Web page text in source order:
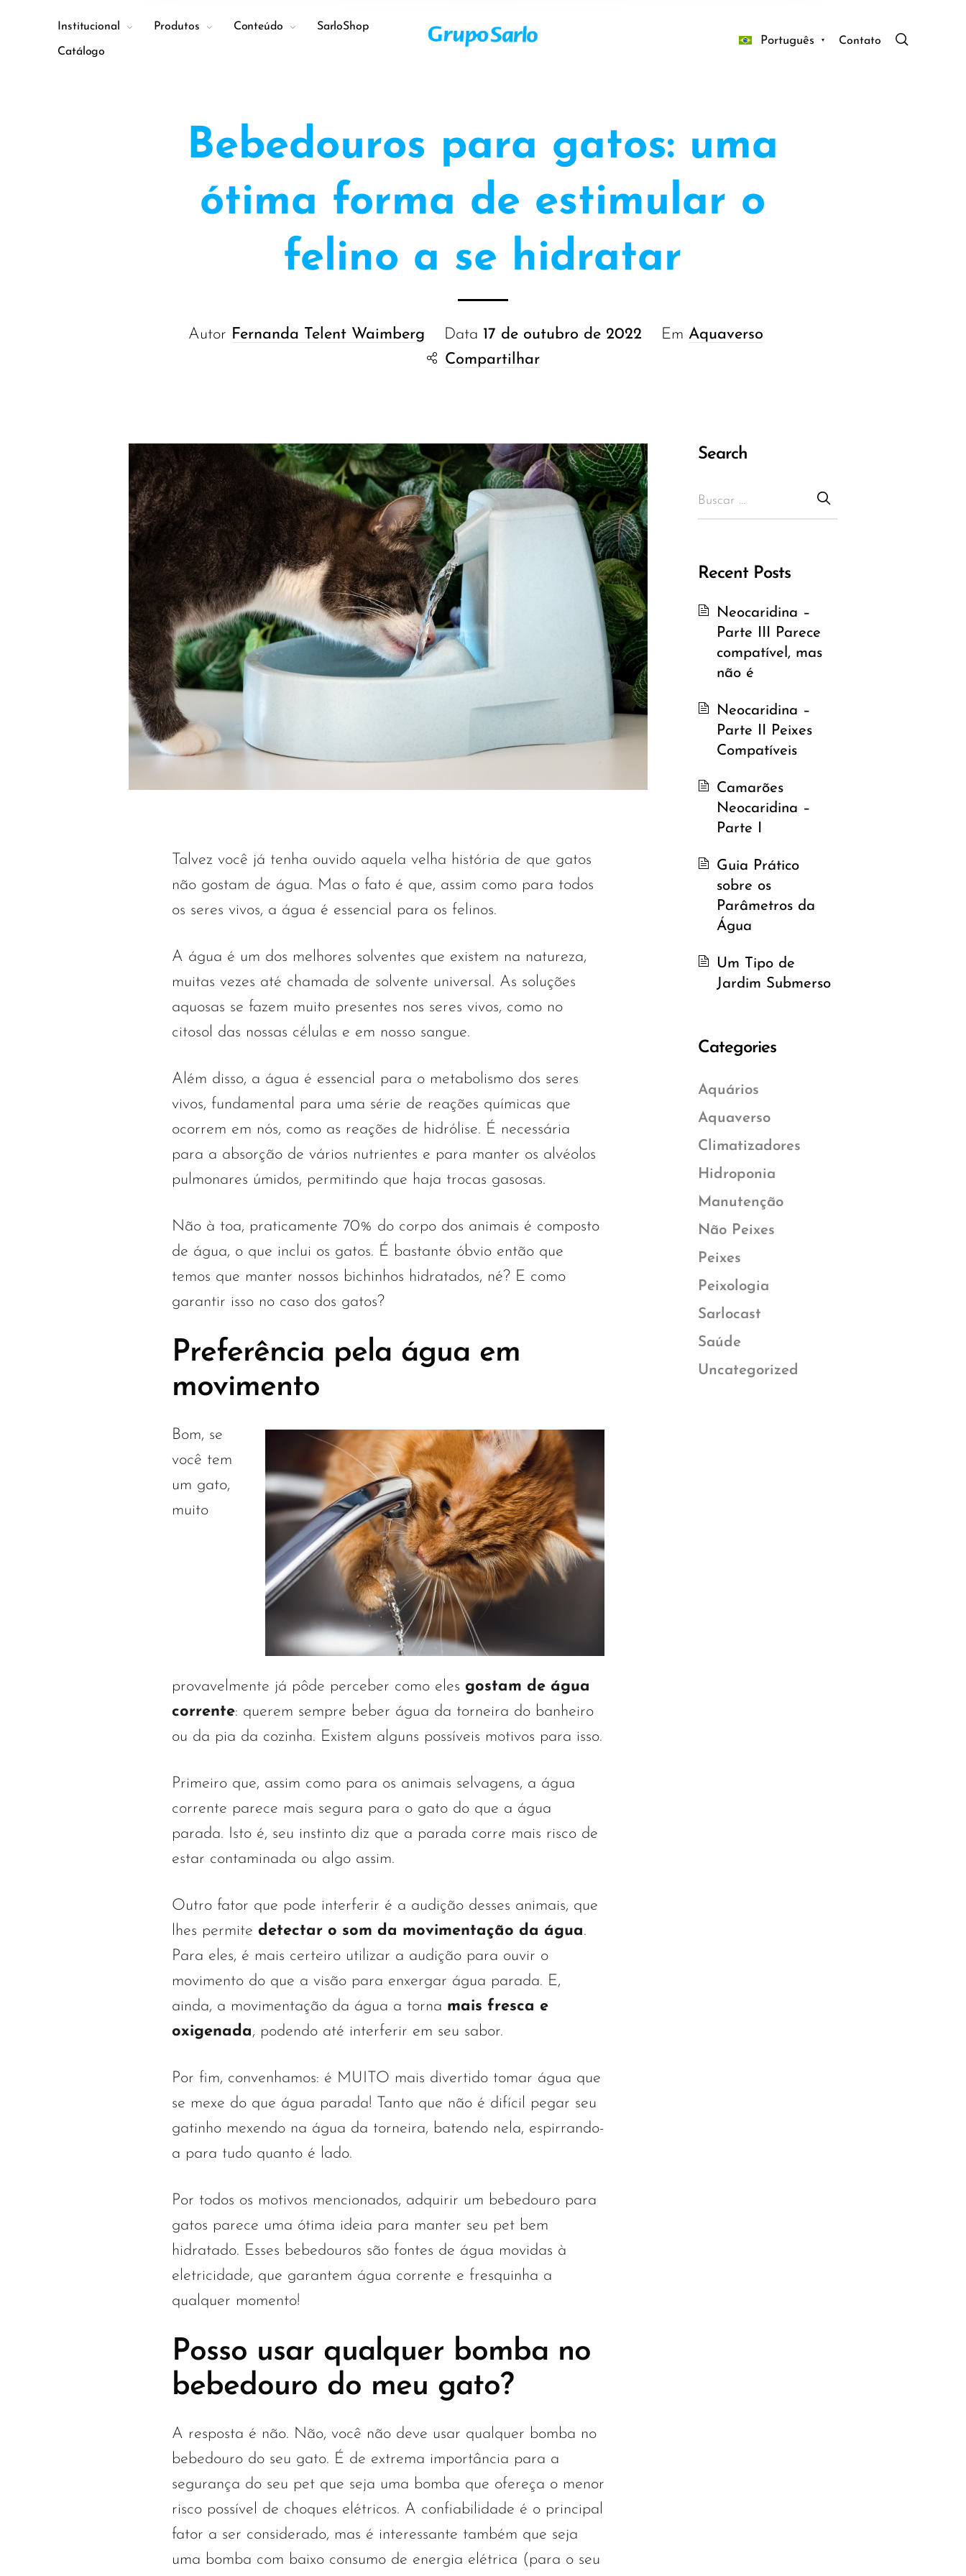
Institucional Produtos Conteúdo SarloShop
Catálogo
Português Contato
Bebedouros para gatos: uma
ótima forma de estimular o
felino a se hidratar
Autor Fernanda Telent Waimberg Data 17 de outubro de 2022 Em Aquaverso
Compartilhar
Talvez você já tenha ouvido aquela velha história de que gatos
não gostam de água. Mas o fato é que, assim como para todos
os seres vivos, a água é essencial para os felinos.
A água é um dos melhores solventes que existem na natureza,
muitas vezes até chamada de solvente universal. As soluções
aquosas se fazem muito presentes nos seres vivos, como no
citosol das nossas células e em nosso sangue.
Além disso, a água é essencial para o metabolismo dos seres
vivos, fundamental para uma série de reações químicas que
ocorrem em nós, como as reações de hidrólise. É necessária
para a absorção de vários nutrientes e para manter os alvéolos
pulmonares úmidos, permitindo que haja trocas gasosas.
Não à toa, praticamente 70% do corpo dos animais é composto
de água, o que inclui os gatos. É bastante óbvio então que
temos que manter nossos bichinhos hidratados, né? E como
garantir isso no caso dos gatos?
Preferência pela água em
movimento
Bom, se
você tem
um gato,
muito
provavelmente já pôde perceber como eles gostam de água
corrente: querem sempre beber água da torneira do banheiro
ou da pia da cozinha. Existem alguns possíveis motivos para isso.
Primeiro que, assim como para os animais selvagens, a água
corrente parece mais segura para o gato do que a água
parada. Isto é, seu instinto diz que a parada corre mais risco de
estar contaminada ou algo assim.
Outro fator que pode interferir é a audição desses animais, que
lhes permite detectar o som da movimentação da água.
Para eles, é mais certeiro utilizar a audição para ouvir o
movimento do que a visão para enxergar água parada. E,
ainda, a movimentação da água a torna mais fresca e
oxigenada, podendo até interferir em seu sabor.
Por fim, convenhamos: é MUITO mais divertido tomar água que
se mexe do que água parada! Tanto que não é difícil pegar seu
gatinho mexendo na água da torneira, batendo nela, espirrando-
a para tudo quanto é lado.
Por todos os motivos mencionados, adquirir um bebedouro para
gatos parece uma ótima ideia para manter seu pet bem
hidratado. Esses bebedouros são fontes de água movidas à
eletricidade, que garantem água corrente e fresquinha a
qualquer momento!
Posso usar qualquer bomba no
bebedouro do meu gato?
A resposta é não. Não, você não deve usar qualquer bomba no
bebedouro do seu gato. É de extrema importância para a
segurança do seu pet que seja uma bomba que ofereça o menor
risco possível de choques elétricos. A confiabilidade é o principal
fator a ser considerado, mas é interessante também que seja
uma bomba com baixo consumo de energia elétrica (para o seu
Search
Recent Posts
Neocaridina –
Parte III Parece
compatível, mas
não é
Neocaridina –
Parte II Peixes
Compatíveis
Camarões
Neocaridina –
Parte I
Guia Prático
sobre os
Parâmetros da
Água
Um Tipo de
Jardim Submerso
Categories
Aquários
Aquaverso
Climatizadores
Hidroponia
Manutenção
Não Peixes
Peixes
Peixologia
Sarlocast
Saúde
Uncategorized